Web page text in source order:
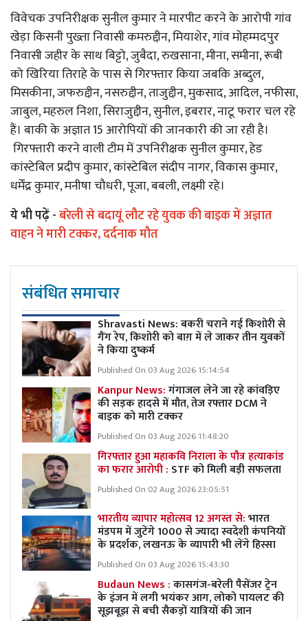
विवेचक उपनिरीक्षक सुनील कुमार ने मारपीट करने के आरोपी गांव
खेड़ा किसनी पुख्ता निवासी कमरुद्दीन, मियाशेर, गांव मोहम्मदपुर
निवासी जहीर के साथ बिट्टो, जुबैदा, रुखसाना, मीना, समीना, रूबी
को खिरिया तिराहे के पास से गिरफ्तार किया जबकि अब्दुल,
मिसकीना, जफरुद्दीन, नसरुद्दीन, ताजुद्दीन, मुकसाद, आदिल, नफीसा,
जाबुल, महरुल निशा, सिराजुद्दीन, सुनील, इबरार, नाटू फरार चल रहे
हैं। बाकी के अज्ञात 15 आरोपियों की जानकारी की जा रही है।
गिरफ्तारी करने वाली टीम में उपनिरीक्षक सुनील कुमार, हेड
कांस्टेबिल प्रदीप कुमार, कांस्टेबिल संदीप नागर, विकास कुमार,
धर्मेंद्र कुमार, मनीषा चौधरी, पूजा, बबली, लक्ष्मी रहे।
ये भी पढ़ें -बरेली से बदायूं लौट रहे युवक की बाइक में अज्ञात
वाहन ने मारी टक्कर, दर्दनाक मौत
संबंधित समाचार
Shravasti News: बकरी चराने गई किशोरी से
गैंग रेप, किशोरी को बाग़ में ले जाकर तीन युवकों
ने किया दुष्कर्म
Published On 03 Aug 2026 15:14:54
Kanpur News:गंगाजल लेने जा रहे कांवड़िए
की सड़क हादसे में मौत, तेज रफ्तार DCM ने
बाइक को मारी टक्कर
Published On 03 Aug 2026 11:48:20
गिरफ्तार हुआ महाकवि निराला के पौत्र हत्याकांड
का फरार आरोपी : STF को मिली बड़ी सफलता
Published On 02 Aug 2026 23:05:51
भारतीय व्यापार महोत्सव 12 अगस्त से:भारत
मंडपम में जुटेंगे 1000 से ज्यादा स्वदेशी कंपनियों
के प्रदर्शक, लखनऊ के व्यापारी भी लेंगे हिस्सा
Published On 03 Aug 2026 15:43:30
Budaun News :कासगंज-बरेली पैसेंजर ट्रेन
के इंजन में लगी भयंकर आग, लोको पायलट की
सूझबूझ से बची सैकड़ों यात्रियों की जान